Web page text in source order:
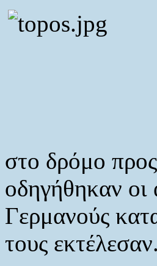
στο δρόμο
οδηγήθηκαν
Γερμανούς
τους εκτέλεσαν.